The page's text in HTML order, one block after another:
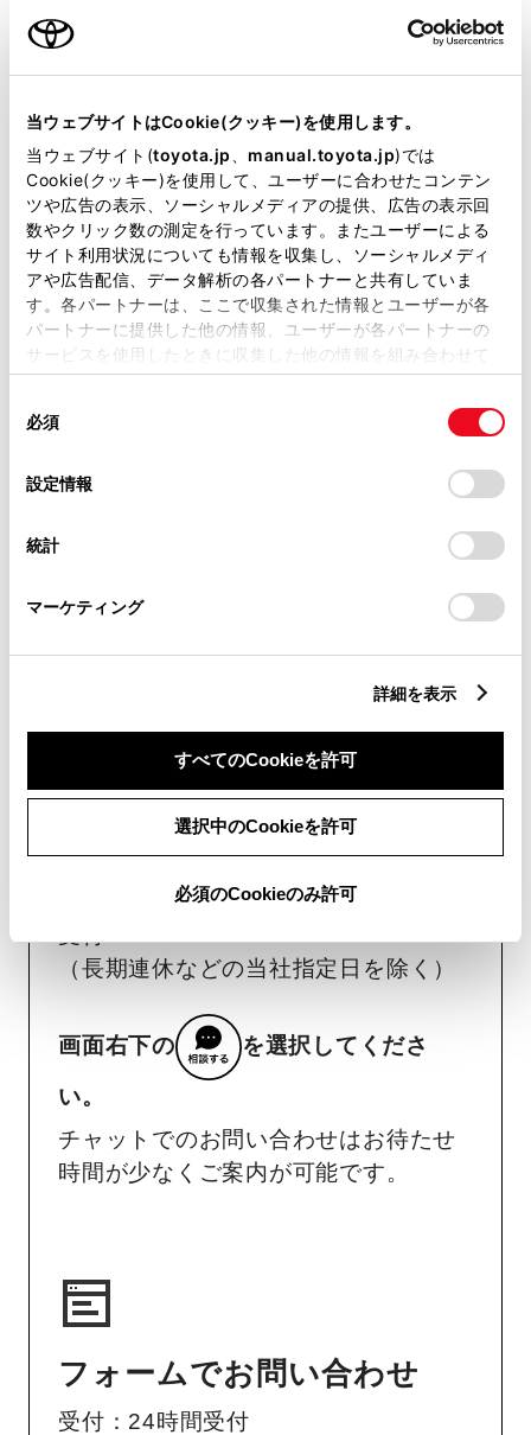
当ウェブサイトはCookie(クッキー)を使用します。
当ウェブサイト(toyota.jp manual.toyota.jp)では
Cookie(クッキー)を使用して、ユーザーに合わせたコンテン
ツや広告の表示、ソーシャルメディアの提供、広告の表示回
数やクリック数の測定を行っています。またユーザーによる
サイト利用状況についても情報を収集し、ソーシャルメディ
アや広告配信、データ解析の各パートナーと共有していま
す。各パートナーは、ここで収集された情報とユーザーが各
パートナーに提供した他の情報、ユーザーが各パートナーの
サービスを使用したときに収集した他の情報を組み合わせて
使用することがあります。当ウェブサイトの使用を続行する
デバイスにすべてのCookie(クッキー)が保存されることに同
意したことになります。Cookie(クッキー)のオプトアウト、
設定の変更、同意を撤回したりするにあたっては、当社の
「Cookie（クッキー）情報の取り扱いについて
」をご覧くだ
必須
設定情報
統計
マーケティング
詳細を表示
すべてのCookieを許可
選択中のCookieを許可
必須のCookieのみ許可
いただいておりますため、弊社
ではお客様のお名前でのご注文
状況が分かりかねます）
純正部品の品番、価格、取り付
け工賃等の詳細情報（部品の販
売、取り付け等は販売店を窓口
にご相談いただけますと幸いで
す）
トヨタ販売店へのお問い合わせ
は、自動車検査証（車検証）をご
用意いただくとスムーズな対応
リコール等情報はこちら
チャットでお問い合わせ
（長期連休などの当社指定日を除く）
画面右下の を選択してくださ
い。
チャットでのお問い合わせはお待たせ
時間が少なくご案内が可能です。
フォームでお問い合わせ
受付：24時間受付